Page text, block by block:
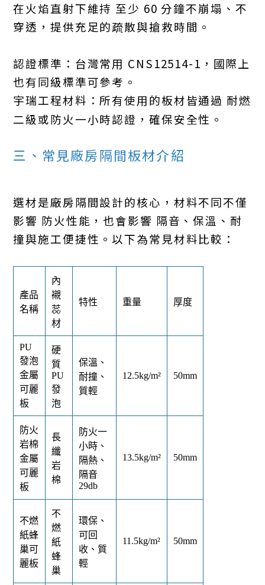
在火焰直射下維持 至少 60 分鐘不崩塌、不
穿透，提供充足的疏散與搶救時間。
認證標準：台灣常用 CNS12514-1，國際上
也有同級標準可參考。
宇瑞工程材料：所有使用的板材皆通過 耐燃
二級或防火一小時認證，確保安全性。
三、常見廠房隔間板材介紹
選材是廠房隔間設計的核心，材料不同不僅
影響 防火性能，也會影響 隔音、保溫、耐
撞與施工便捷性。以下為常見材料比較：
產品
名稱
內
襯
蕊
材
特性 重量 厚度
PU
發泡
金屬
可麗
板
硬
質
PU
發
泡
保溫、
耐撞、
質輕
12.5kg/m² 50mm
防火
岩棉
金屬
可麗
板
長
纖
岩
棉
防火一
小時、
隔熱、
隔音
29db
13.5kg/m² 50mm
不燃
紙蜂
巢可
麗板
不
燃
紙
蜂
巢
環保、
可回
收、質
輕
11.5kg/m² 50mm